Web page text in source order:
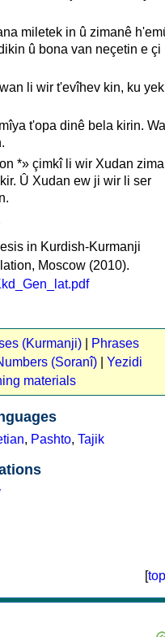
miletek in û zimanê
û bona van neçetin e çi
li wir t'evîhev kin, ku yek
t'opa dinê bela kirin.
*» çimkî li wir Xudan
Û Xudan ew ji wir li ser
in Kurdish-Kurmanji
Moscow (2010).
(Kurmanji)
Phrases
(Soranî)
Yezidi
materials
, Pashto, Tajik
[top